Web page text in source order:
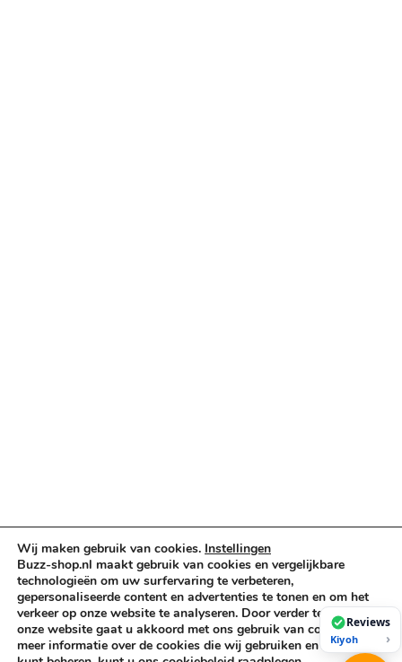
Algemene voorwaarden
Privacybeleid
Cookiebeleid
Copyright © 2026 Buzz-Shop.nl. Alle rechten voorbehouden.
Wij maken gebruik van cookies. Instellingen
Buzz-shop.nl maakt gebruik van cookies en vergelijkbare
technologieën om uw surfervaring te verbeteren,
gepersonaliseerde content en advertenties te tonen en om het
verkeer op onze website te analyseren. Door verder te gaan op
onze website gaat u akkoord met ons gebruik van cookies. Voor
meer informatie over de cookies die wij gebruiken en hoe u deze
Reviews
Kiyoh ›